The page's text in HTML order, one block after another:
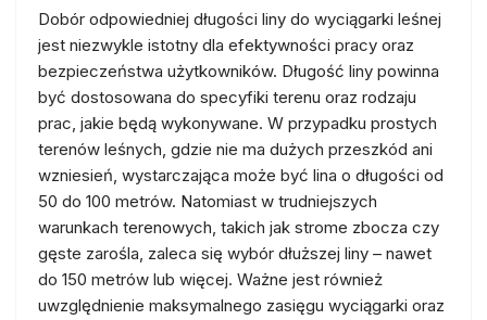
Dobór odpowiedniej długości liny do wyciągarki leśnej
jest niezwykle istotny dla efektywności pracy oraz
bezpieczeństwa użytkowników. Długość liny powinna
być dostosowana do specyfiki terenu oraz rodzaju
prac, jakie będą wykonywane. W przypadku prostych
terenów leśnych, gdzie nie ma dużych przeszkód ani
wzniesień, wystarczająca może być lina o długości od
50 do 100 metrów. Natomiast w trudniejszych
warunkach terenowych, takich jak strome zbocza czy
gęste zarośla, zaleca się wybór dłuższej liny – nawet
do 150 metrów lub więcej. Ważne jest również
uwzględnienie maksymalnego zasięgu wyciągarki oraz